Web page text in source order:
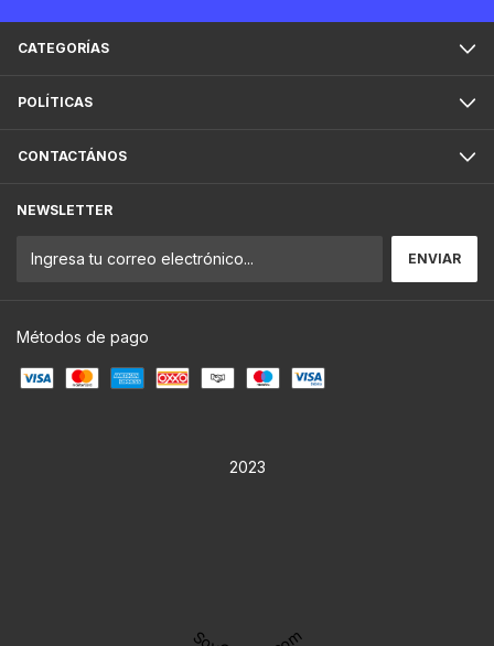
CATEGORÍAS
POLÍTICAS
CONTACTÁNOS
NEWSLETTER
Métodos de pago
2023